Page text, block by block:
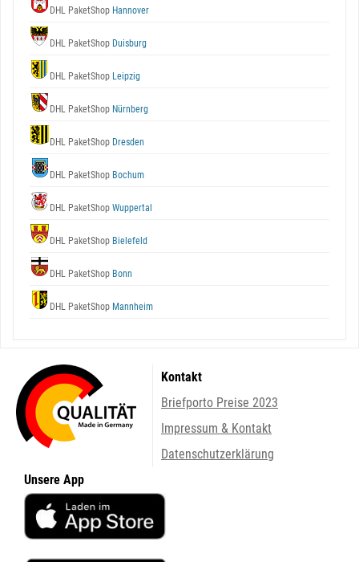
DHL PaketShop Hannover
DHL PaketShop Duisburg
DHL PaketShop Leipzig
DHL PaketShop Nürnberg
DHL PaketShop Dresden
DHL PaketShop Bochum
DHL PaketShop Wuppertal
DHL PaketShop Bielefeld
DHL PaketShop Bonn
DHL PaketShop Mannheim
Kontakt
Briefporto Preise 2023
Impressum & Kontakt
Datenschutzerklärung
Unsere App